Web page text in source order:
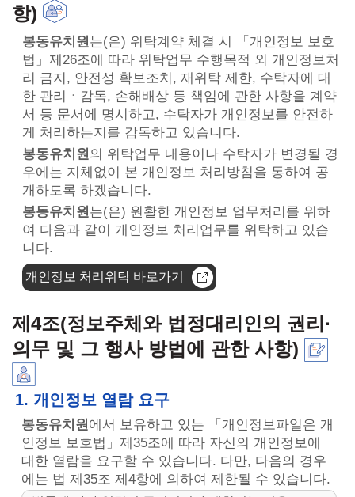
항)
봉동유치원는(은) 위탁계약 체결 시 「개인정보 보호
법」제26조에 따라 위탁업무 수행목적 외 개인정보처
리 금지, 안전성 확보조치, 재위탁 제한, 수탁자에 대
한 관리ㆍ감독, 손해배상 등 책임에 관한 사항을 계약
서 등 문서에 명시하고, 수탁자가 개인정보를 안전하
게 처리하는지를 감독하고 있습니다.
봉동유치원의 위탁업무 내용이나 수탁자가 변경될 경
우에는 지체없이 본 개인정보 처리방침을 통하여 공
개하도록 하겠습니다.
봉동유치원는(은) 원활한 개인정보 업무처리를 위하
여 다음과 같이 개인정보 처리업무를 위탁하고 있습
니다.
개인정보 처리위탁 바로가기
제4조(정보주체와 법정대리인의 권리·
의무 및 그 행사 방법에 관한 사항)
1. 개인정보 열람 요구
봉동유치원에서 보유하고 있는 「개인정보파일은 개
인정보 보호법」제35조에 따라 자신의 개인정보에
대한 열람을 요구할 수 있습니다. 다만, 다음의 경우
에는 법 제35조 제4항에 의하여 제한될 수 있습니다.